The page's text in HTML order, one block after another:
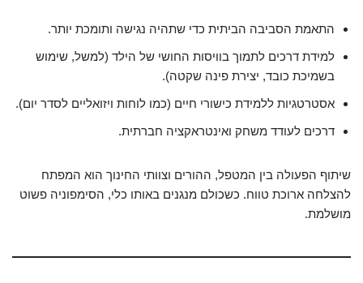
התאמת הסביבה הביתית כדי שתהיה נגישה ותומכת יותר.
למידת דרכים לתמוך בוויסות החושי של הילד (למשל, שימוש
בשמיכת כובד, יצירת פינה שקטה).
אסטרטגיות ללמידת כישורי חיים (כמו לוחות ויזואליים לסדר יום).
דרכים לעודד משחק ואינטראקציה חברתית.
שיתוף הפעולה בין המטפל, ההורים וצוותי החינוך הוא המפתח
להצלחה ארוכת טווח. כשכולם מנגנים באותו כלי, הסימפוניה פשוט
מושלמת.